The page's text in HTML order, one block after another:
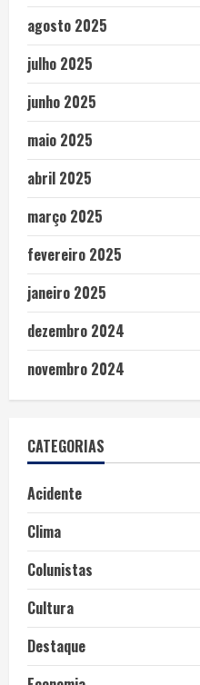
agosto 2025
julho 2025
junho 2025
maio 2025
abril 2025
março 2025
fevereiro 2025
janeiro 2025
dezembro 2024
novembro 2024
CATEGORIAS
Acidente
Clima
Colunistas
Cultura
Destaque